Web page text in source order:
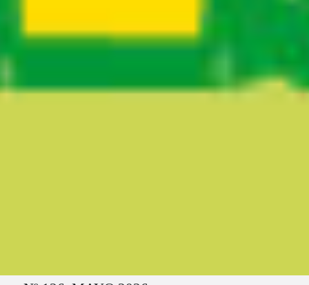
Ruta del sitio